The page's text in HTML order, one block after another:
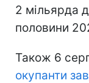
2 мільярда
половини
Також 6
окупанти